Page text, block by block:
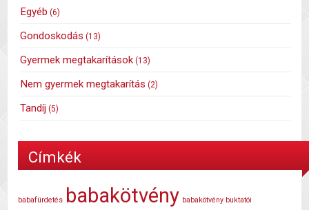
Egyéb (6)
Gondoskodás (13)
Gyermek megtakarítások (13)
Nem gyermek megtakarítás (2)
Tandíj (5)
Címkék
babafürdetés babakötvény babakötvény buktatói